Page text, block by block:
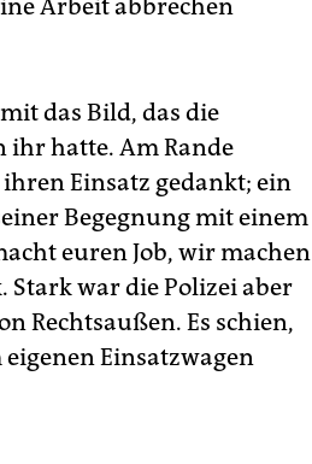
Arbeit abbrechen
das Bild, das die
hatte. Am Rande
Einsatz gedankt; ein
Begegnung mit einem
euren Job, wir machen
war die Polizei aber
Rechtsaußen. Es schien,
Einsatzwagen